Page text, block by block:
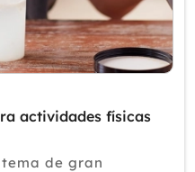
actividades físicas
de gran